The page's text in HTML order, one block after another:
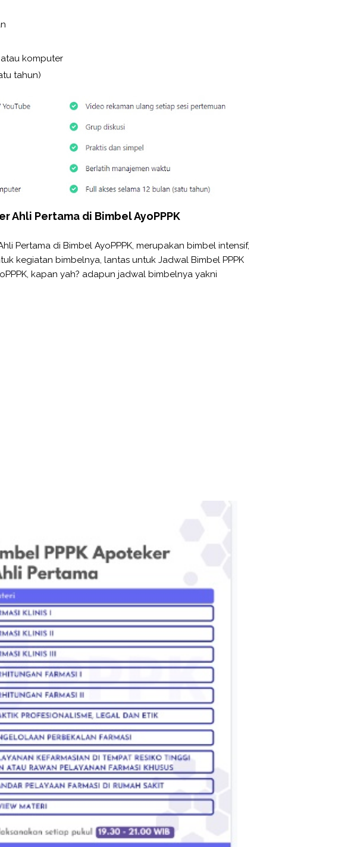
komputer
tahun)
Ahli Pertama di Bimbel AyoPPPK
Pertama di Bimbel AyoPPPK, merupakan bimbel intensif,
kegiatan bimbelnya, lantas untuk Jadwal Bimbel PPPK
kapan yah? adapun jadwal bimbelnya yakni